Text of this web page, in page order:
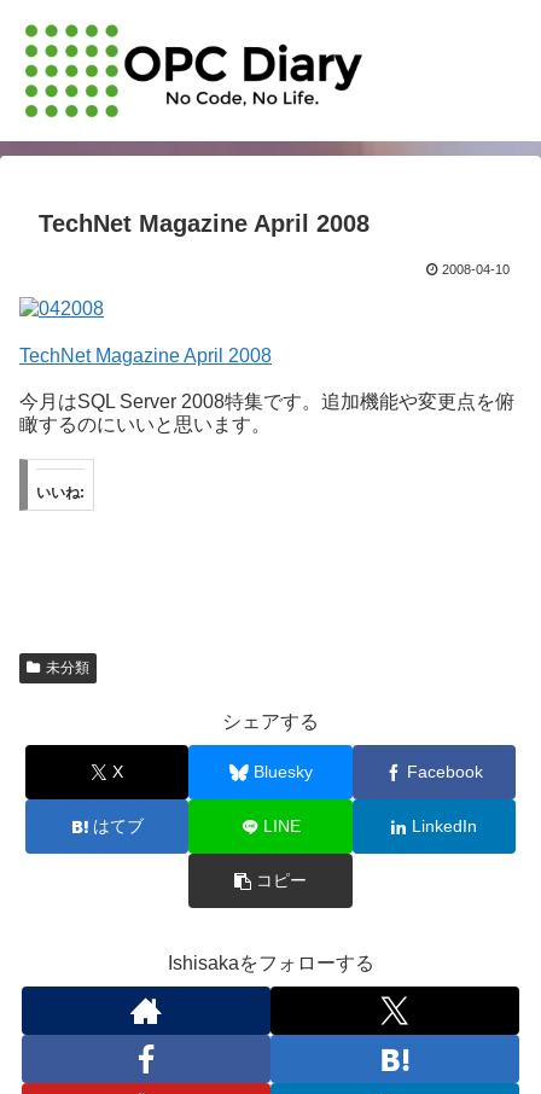
TechNet Magazine April 2008
2008-04-10
TechNet Magazine April 2008
今月はSQL Server 2008特集です。追加機能や変更点を俯
瞰するのにいいと思います。
いいね:
未分類
シェアする
X Bluesky Facebook
はてブ LINE LinkedIn
コピー
Ishisakaをフォローする